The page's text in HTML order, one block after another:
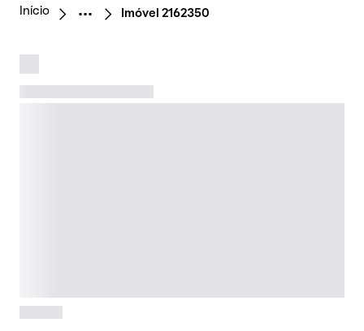
Início Imóvel 2162350